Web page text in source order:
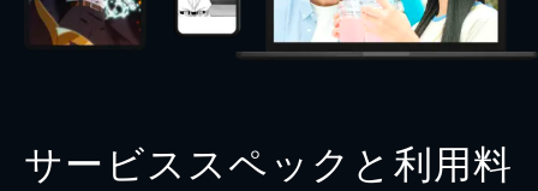
サービススペックと利用料